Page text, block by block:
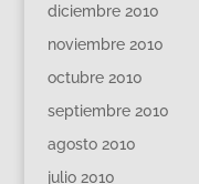
diciembre 2010
noviembre 2010
octubre 2010
septiembre 2010
agosto 2010
julio 2010